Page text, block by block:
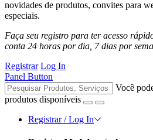
novidades de produtos, convites para
especiais.
Faça seu registro para ter acesso
conta 24 horas por dia, 7 dias por
Registrar Log In
Panel Button
Você
produtos disponíveis
Registrar / Log In